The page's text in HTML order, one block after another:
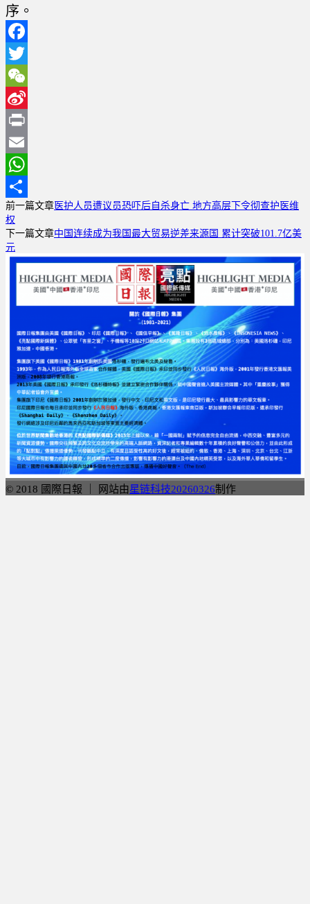
序。
Facebook
Twitter
WeChat
Sina
Weibo
Print
Email
WhatsApp
分
享
前一篇文章医护人员遭议员恐吓后自杀身亡 地方高层下令彻查护医维
权
下一篇文章中国连续成为我国最大贸易逆差来源国 累计突破101.7亿美
元
© 2018 國際日報 ｜ 网站由星链科技20260326制作